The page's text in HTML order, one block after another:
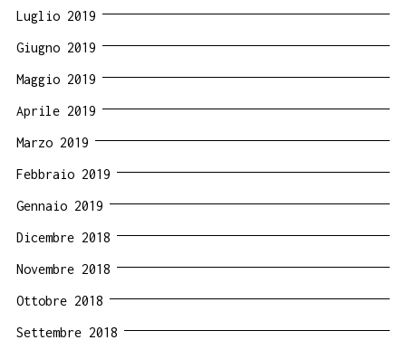
Luglio 2019
Giugno 2019
Maggio 2019
Aprile 2019
Marzo 2019
Febbraio 2019
Gennaio 2019
Dicembre 2018
Novembre 2018
Ottobre 2018
Settembre 2018